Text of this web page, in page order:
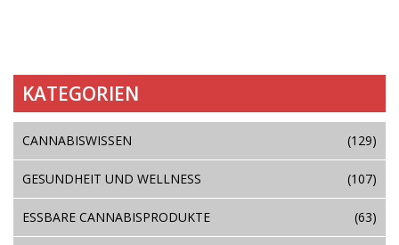
KATEGORIEN
CANNABISWISSEN (129)
GESUNDHEIT UND WELLNESS (107)
ESSBARE CANNABISPRODUKTE (63)